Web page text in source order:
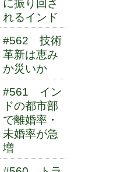
に振り回さ
れるインド
#562 技術
革新は恵み
か災いか
#561 イン
ドの都市部
で離婚率・
未婚率が急
増